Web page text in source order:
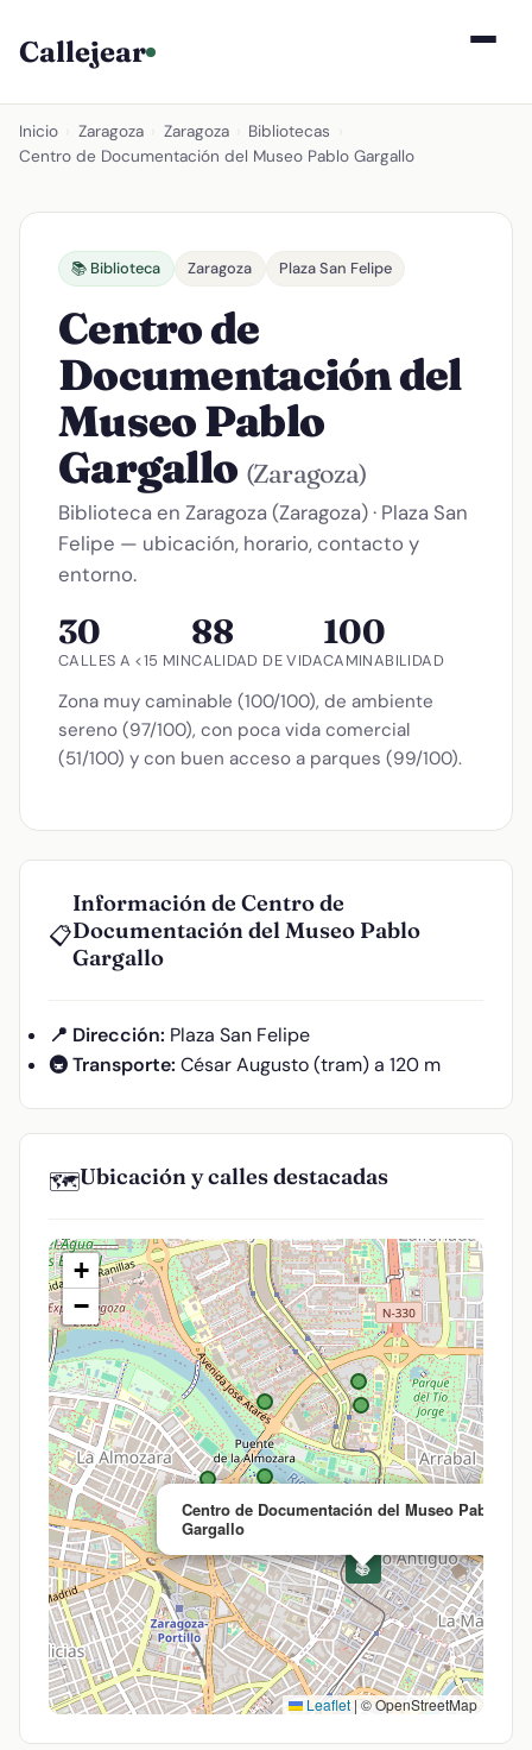
Callejear
Inicio Zaragoza Zaragoza Bibliotecas
Centro de Documentación del Museo Pablo Gargallo
📚 Biblioteca Zaragoza Plaza San Felipe
Centro de
Documentación del
Museo Pablo
Gargallo (Zaragoza)
Biblioteca en Zaragoza (Zaragoza) · Plaza San
Felipe — ubicación, horario, contacto y
entorno.
30
CALLES A <15 MIN
88
CALIDAD DE VIDA
100
CAMINABILIDAD
Zona muy caminable (100/100), de ambiente
sereno (97/100), con poca vida comercial
(51/100) y con buen acceso a parques (99/100).
📋
Información de Centro de
Documentación del Museo Pablo
Gargallo
📍 Dirección: Plaza San Felipe
🚇 Transporte: César Augusto (tram) a 120 m
🗺️Ubicación y calles destacadas
📚
Centro de Documentación del Museo Pablo
Gargallo
+
−
Leaflet|© OpenStreetMap